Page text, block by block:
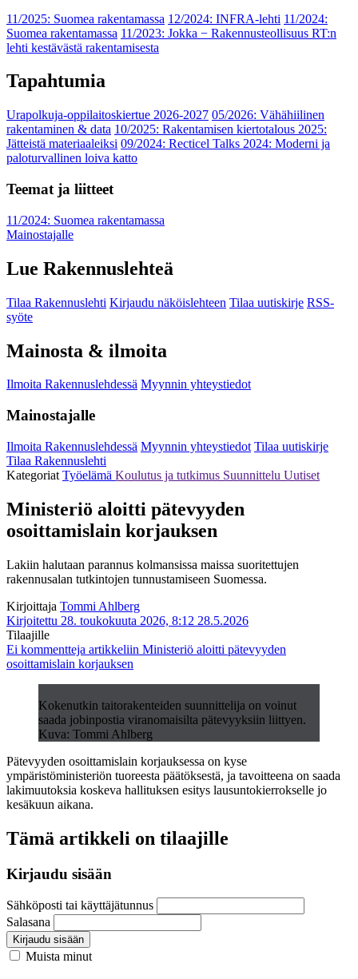
11/2025: Suomea rakentamassa 12/2024: INFRA-lehti 11/2024:
Suomea rakentamassa 11/2023: Jokka − Rakennusteollisuus RT:n
lehti kestävästä rakentamisesta
Tapahtumia
Urapolkuja-oppilaitoskiertue 2026-2027 05/2026: Vähähiilinen
rakentaminen & data 10/2025: Rakentamisen kiertotalous 2025:
Jätteistä materiaaleiksi 09/2024: Recticel Talks 2024: Moderni ja
paloturvallinen loiva katto
Teemat ja liitteet
11/2024: Suomea rakentamassa
Mainostajalle
Lue Rakennuslehteä
Tilaa Rakennuslehti Kirjaudu näköislehteen Tilaa uutiskirje RSS-
syöte
Mainosta & ilmoita
Ilmoita Rakennuslehdessä Myynnin yhteystiedot
Mainostajalle
Ilmoita Rakennuslehdessä Myynnin yhteystiedot Tilaa uutiskirje
Tilaa Rakennuslehti
Kategoriat Työelämä Koulutus ja tutkimus Suunnittelu Uutiset
Ministeriö aloitti pätevyyden
osoittamislain korjauksen
Lakiin halutaan parannus kolmansissa maissa suoritettujen
rakennusalan tutkintojen tunnustamiseen Suomessa.
Kirjoittaja Tommi Ahlberg
Kirjoitettu 28. toukokuuta 2026, 8:12 28.5.2026
Tilaajille
Ei kommentteja artikkeliin Ministeriö aloitti pätevyyden
osoittamislain korjauksen
Kokenutkin taitorakenteiden suunnittelija on voinut
saada jobinpostia viranomaisilta pätevyyksiin liittyen.
Kuva: Tommi Ahlberg
Pätevyyden osoittamislain korjauksessa on kyse
ympäristöministeriön tuoreesta päätöksestä, ja tavoitteena on saada
lakimuutoksia koskeva hallituksen esitys lausuntokierrokselle jo
kesäkuun aikana.
Tämä artikkeli on tilaajille
Kirjaudu sisään
Sähköposti tai käyttäjätunnus
Salasana
Kirjaudu sisään
Muista minut